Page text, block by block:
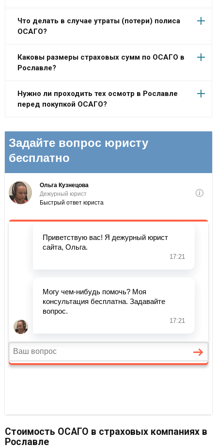
Что делать в случае утраты (потери) полиса
ОСАГО?
Каковы размеры страховых сумм по ОСАГО в
Рославле?
Нужно ли проходить тех осмотр в Рославле
перед покупкой ОСАГО?
Стоимость ОСАГО в страховых компаниях в
Рославле